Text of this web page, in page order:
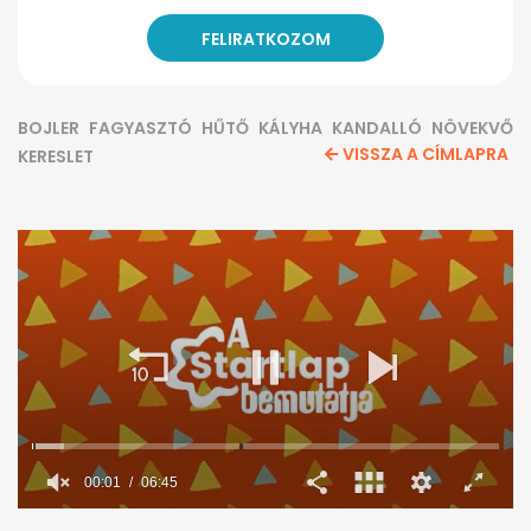
BOJLER FAGYASZTÓ HŰTŐ KÁLYHA KANDALLÓ NÖVEKVŐ
KERESLET
VISSZA A CÍMLAPRA
00:02 06:45